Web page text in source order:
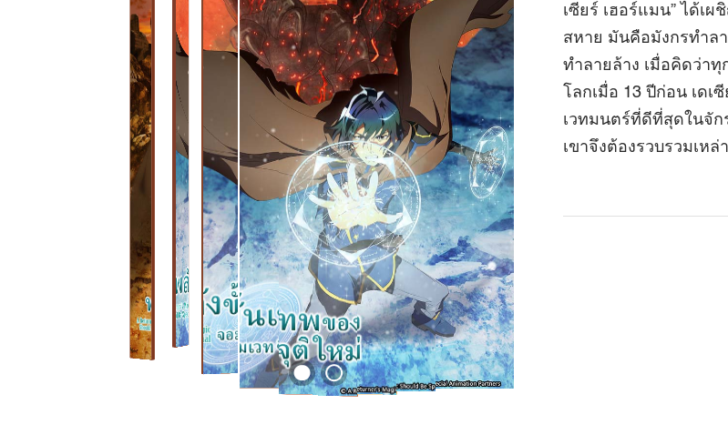
เซียร์ เฮอร์แมน” ได้เ
สหาย มันคือมังกรทำล
ทำลายล้าง เมื่อคิดว่า
โลกเมื่อ 13 ปีก่อน เดเ
เวทมนตร์ที่ดีที่สุดในจัก
เขาจึงต้องรวบรวมเห